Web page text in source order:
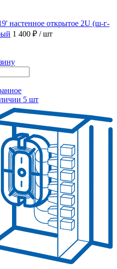
настенное открытое 2U (ш-г-
1 400 ₽ / шт
5 шт